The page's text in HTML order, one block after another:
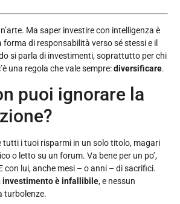
Ma saper investire con intelligenza è
forma di responsabilità verso sé stessi e il
si parla di investimenti, soprattutto per chi
una regola che vale sempre:diversificare.
puoi ignorare la
tutti i tuoi risparmi in un solo titolo, magari
o letto su un forum. Va bene per un po’,
con lui, anche mesi – o anni – di sacrifici.
investimento è infallibile, e nessun
turbolenze.